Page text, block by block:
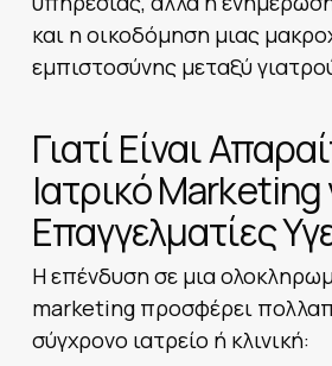
και η οικοδόμηση μιας
εμπιστοσύνης μεταξύ
Γιατί Είναι
Ιατρικό Marketing
Επαγγελματίες
Η επένδυση σε μια
marketing προσφέρει
σύγχρονο ιατρείο ή κλινική: